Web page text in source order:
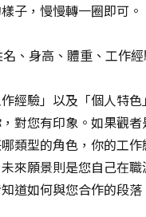
子，慢慢轉一圈即可
、身高、體重、工作
經驗」以及「個人特
對您有印象。如果觀
類型的角色，你的工作
來願景則是您自己在
道如何與您合作的段落